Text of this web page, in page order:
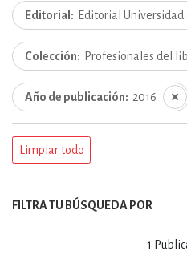
1
Editorial Editorial Universidad
Colección Profesionales del
Año de publicación 2016
Limpiar todo
FILTRA TU BÚSQUEDA POR